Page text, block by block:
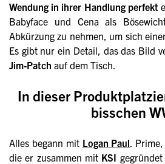
Wendung in ihrer Handlungperfekt
Babyface und Cena als
Abkürzung zu nehmen, um sich
Es gibt nur ein Detail, das das Bild
Jim-Patch auf dem Tisch.
In dieser
bisschen
Alles begann mit Logan Paul .
die er zusammen mit KSI